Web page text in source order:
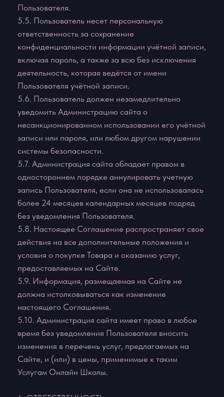
8. РАЗРЕШЕНИЕ СПОРОВ
8.1. В случае возникновения любых разногласий
Соглашения обязательным условием до
обращения в суд является предъявление
претензии (письменного предложения о
8.2. Получатель претензии в течение 30
календарных дней со дня её получения, письменно
уведомляет заявителя претензии о результатах
8.3. При невозможности разрешить спор в
добровольном порядке любая из Сторон вправе
обратиться в суд за защитой своих прав, которые
предоставлены им действующим
законодательством РФ.
8.4. Любой иск в отношении условий
использования Сайта должен быть предъявлен в
течение 10 рабочих дней после возникновения
оснований для иска, за исключением защиты
авторских прав на охраняемые в соответствии с
законодательством материалы Сайта. При
нарушении условий данного пункта любой иск или
основания для иска погашаются исковой
9. ДОПОЛНИТЕЛЬНЫЕ УСЛОВИЯ
9.1. Администрация сайта не принимает встречные
предложения от Пользователя относительно
изменений настоящего Пользовательского
соглашения.
информацией и могут быть использованы
Администрацией сайта без ограничений.
10. Реквизиты и адрес исполнителя:
https://arinastrelets.com
Исполнитель:
ИП Стрелец Арина Олеговна
Номер телефона: +79955986447